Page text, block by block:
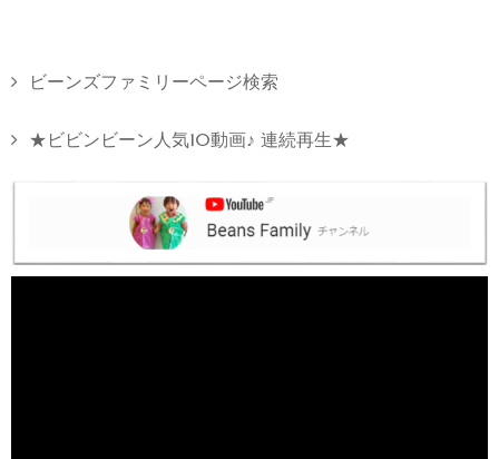
ビーンズファミリーページ検索
★ビビンビーン人気10動画♪ 連続再生★